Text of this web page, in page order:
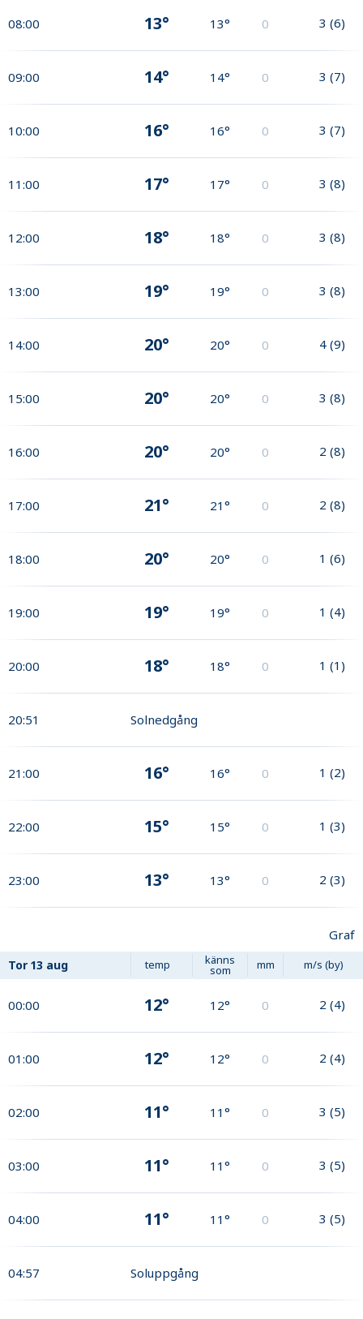
08:00 13° 13° 0 3 (6)
09:00 14° 14° 0 3 (7)
10:00 16° 16° 0 3 (7)
11:00 17° 17° 0 3 (8)
12:00 18° 18° 0 3 (8)
13:00 19° 19° 0 3 (8)
14:00 20° 20° 0 4 (9)
15:00 20° 20° 0 3 (8)
16:00 20° 20° 0 2 (8)
17:00 21° 21° 0 2 (8)
18:00 20° 20° 0 1 (6)
19:00 19° 19° 0 1 (4)
20:00 18° 18° 0 1 (1)
20:51 Solnedgång
21:00 16° 16° 0 1 (2)
22:00 15° 15° 0 1 (3)
23:00 13° 13° 0 2 (3)
Graf
Tor 13 aug temp känns
som mm m/s (by)
00:00 12° 12° 0 2 (4)
01:00 12° 12° 0 2 (4)
02:00 11° 11° 0 3 (5)
03:00 11° 11° 0 3 (5)
04:00 11° 11° 0 3 (5)
04:57 Soluppgång